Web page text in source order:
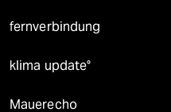
fernverbindung
klima update°
Mauerecho